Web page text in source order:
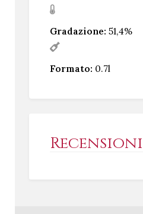
Gradazione: 51,4%
Formato: 0.7l
Recensioni